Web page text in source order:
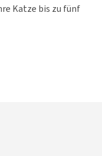
Katze bis zu fünf